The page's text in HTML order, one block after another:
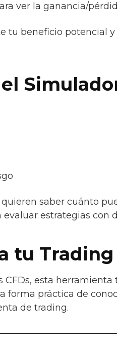
ver la ganancia/
tu beneficio potencial
saber cuánto
estrategias con
tu Trading
esta
forma práctica de
de trading.